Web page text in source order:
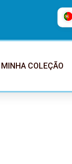
MINHA COLEÇÃO